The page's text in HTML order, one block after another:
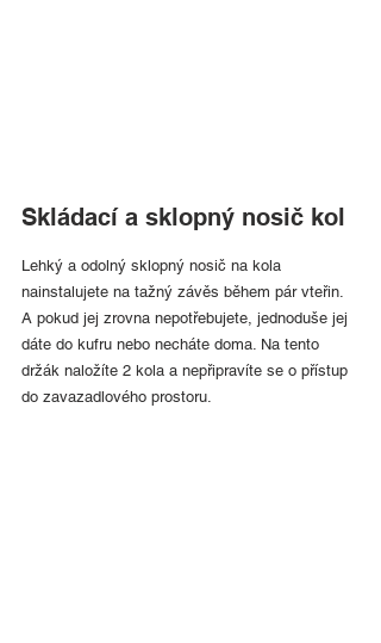
Skládací a sklopný nosič kol
Lehký a odolný sklopný nosič na kola
nainstalujete na tažný závěs během pár vteřin.
A pokud jej zrovna nepotřebujete, jednoduše jej
dáte do kufru nebo necháte doma. Na tento
držák naložíte 2 kola a nepřipravíte se o přístup
do zavazadlového prostoru.